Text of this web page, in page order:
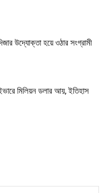
উদ্যোক্তা হয়ে ওঠার সংগ্রামী
মিলিয়ন ডলার আয়, ইতিহাস